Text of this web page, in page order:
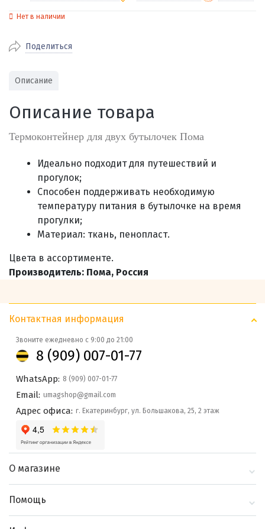
доставка
стоимость доставки
службами Пэк, Кит, Луч, Сдэк, Озон
доставка, Почта РФ или любой другой
транспортной компанией на Ваш выбор
Наличными при получении (для
городов)
Онлайн через СБП
Нет в наличии
Поделиться
Описание
Описание товара
Термоконтейнер для двух бутылочек Пома
Идеально подходит для путешествий и
прогулок;
Способен поддерживать необходимую
температуру питания в бутылочке на время
прогулки;
Материал: ткань, пенопласт.
Цвета в ассортименте.
Производитель: Пома, Россия
Контактная информация
Звоните ежедневно с 9:00 до 21:00
8 (909) 007-01-77
WhatsApp: 8 (909) 007-01-77
Email: umagshop@gmail.com
Адрес офиса: г. Екатеринбург, ул. Большакова, 25, 2 этаж
О магазине
Помощь